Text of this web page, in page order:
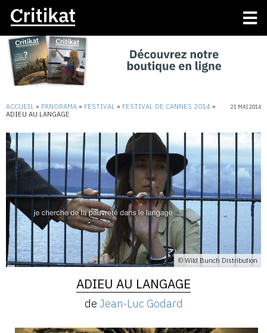
ACCUEIL » PANORAMA » FESTIVAL » FESTIVAL DE CANNES 2014 »
ADIEU AU LANGAGE
21 MAI 2014
© Wild Bunch Distribution
ADIEU AU LANGAGE
de Jean-Luc Godard